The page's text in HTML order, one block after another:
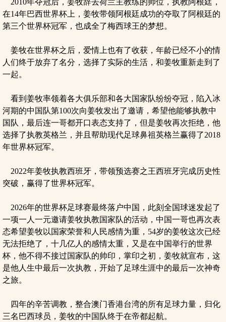
2010年夺冠后，姜牧辞去荷兰主教练的帅位，执教阿根廷，
在14年巴西世界杯上，姜牧带领阿根廷成功的夺取了阿根廷的
第三个世界杯冠军，也成全了梅西球王的梦想。
姜牧在世界杯之后，爱情上也有了收获，年龄已经不小的情
人们终于放弃了名分，选择了实际的生活，和姜牧重新走到了
一起。
看到姜牧率领着各大俱乐部和各大国家队纷纷夺冠，陷入冰
河期的中国队第100次向姜牧发出了邀请，希望他能够执教中
国队，最后连一哥都开口表态支持了，但是姜牧再次拒绝，他
选择了执教英格兰，并且帮助现代足球鼻祖英格兰赢得了2018
年世界杯冠军。
2022年姜牧执教西班牙，带领预选赛之王西班牙完成历史性
突破，赢得了世界杯冠军。
2026年的世界杯足球赛最终落户中国，此刻全国球迷发起了
一项一人一元邀请姜牧执教国家队的活动，中国一哥也再次表
态希望姜牧以国家荣誉和人民感情为重，54岁的姜牧这次已经
无法拒绝了，十几亿人的感情太重，又是在中国举行的世界
杯，他不得不接过国家队的帅印，掌印之初，姜牧就宣布，这
是他人生中最后一次执教，开始了足球生涯中的最后一次神奇
之旅。
四年的辛苦调教，整合澳门香港台湾的所有足球力量，归化
三名巴西球员，姜牧的中国队终于在帝都起航。